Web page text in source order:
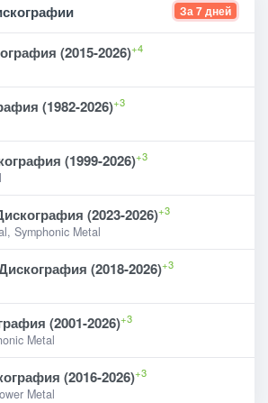
За 7 дней
(2015-2026)+4
(1982-2026)+3
(1999-2026)+3
(2023-2026)+3
Symphonic Metal
(2018-2026)+3
(2001-2026)+3
Metal
(2016-2026)+3
Metal